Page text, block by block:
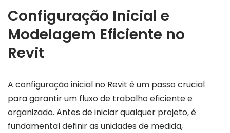
Configuração Inicial e
Modelagem Eficiente no
Revit
A configuração inicial no Revit é um passo crucial
para garantir um fluxo de trabalho eficiente e
organizado. Antes de iniciar qualquer projeto, é
fundamental definir as unidades de medida,